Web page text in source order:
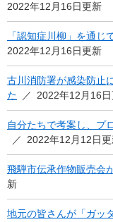
2022年12月16日更新
「認知症川柳」を通
2022年12月16日更新
古川消防署が感染防止
た
2022年12月16
自分たちで考案し、プ
2022年12月12日
飛騨市伝承作物販売会
新
地元の皆さんが「ガッ